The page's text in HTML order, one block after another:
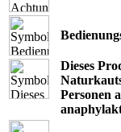
Dieses
Personen